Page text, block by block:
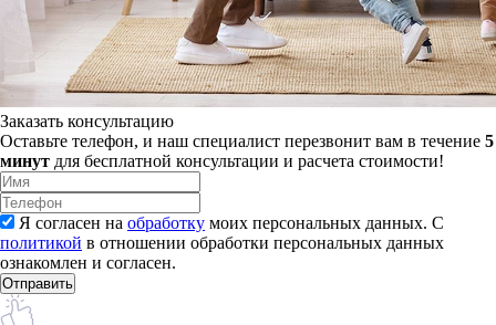
Заказать консультацию
Оставьте телефон, и наш специалист перезвонит вам в течение 5
минут для бесплатной консультации и расчета стоимости!
Я согласен на обработку моих персональных данных. С
политикой в отношении обработки персональных данных
ознакомлен и согласен.